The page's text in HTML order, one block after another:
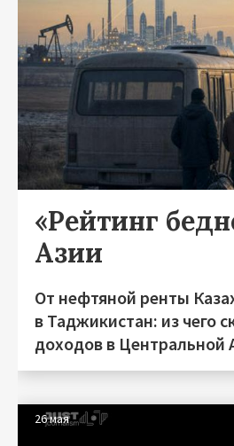
«Рейтинг
Азии
От нефтяной ренты
в Таджикистан: из чего
доходов в Центральной
26 мая